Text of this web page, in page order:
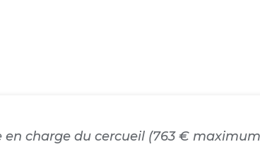
charge du cercueil (763 €